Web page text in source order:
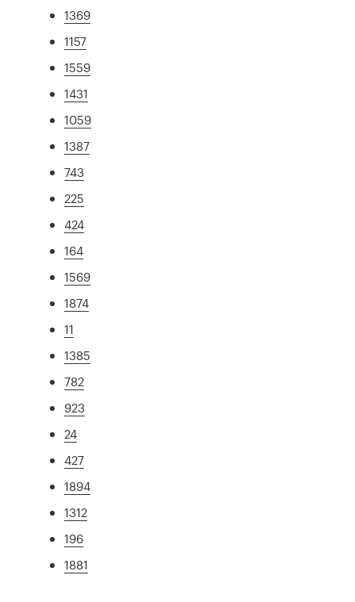
1369
1157
1559
1431
1059
1387
743
225
424
164
1569
1874
11
1385
782
923
24
427
1894
1312
196
1881